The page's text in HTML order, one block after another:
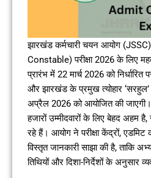
झारखंड कर्मचारी चयन आयोग (JSSC)
Constable) परीक्षा 2026 के लिए
प्रारंभ में 22 मार्च 2026 को निर्धारित
और झारखंड के प्रमुख त्योहार
अप्रैल 2026 को आयोजित की
हजारों उम्मीदवारों के लिए बेहद अहम है,
रहे हैं। आयोग ने परीक्षा केंद्रों, एडमिट
विस्तृत जानकारी साझा की है, ताकि
तिथियों और दिशा-निर्देशों के अनुसार